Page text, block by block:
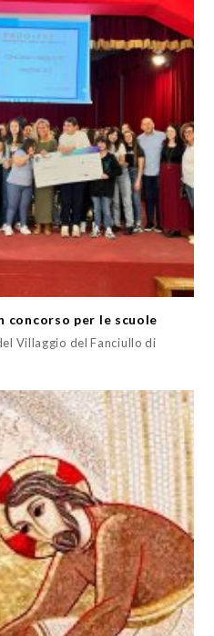
per le scuole
Villaggio del Fanciullo di